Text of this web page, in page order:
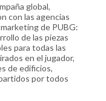
global,
con las agencias
de PUBG:
de las piezas
para todas las
en el jugador,
de edificios,
por todos